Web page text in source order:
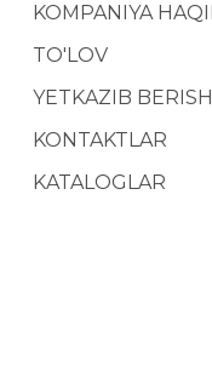
KOMPANIYA
TO'LOV
YETKAZIB BERISH
KONTAKTLAR
KATALOGLAR